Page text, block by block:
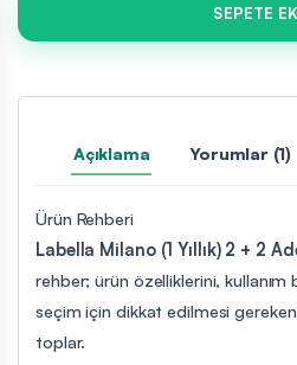
SEPETE
Açıklama Yorumlar (1)
Ürün Rehberi
Labella Milano (1 Yıllık) 2 + 2
rehber; ürün özelliklerini,
seçim için dikkat edilmesi
toplar.